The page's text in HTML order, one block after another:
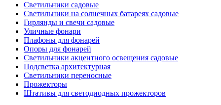
Светильники садовые
Светильники на солнечных батареях садовые
Гирлянды и свечи садовые
Уличные фонари
Плафоны для фонарей
Опоры для фонарей
Светильники акцентного освещения садовые
Подсветка архитектурная
Светильники переносные
Прожекторы
Штативы для светодиодных прожекторов